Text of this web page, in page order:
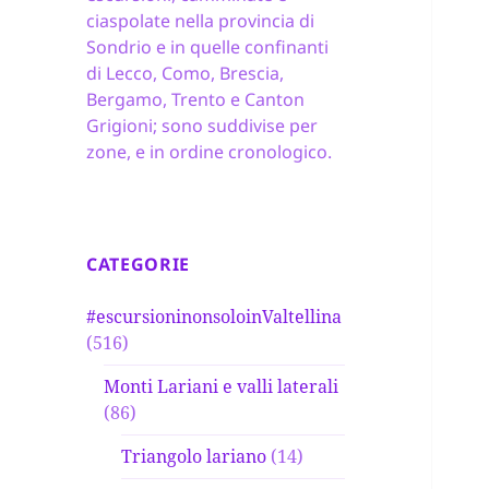
ciaspolate nella provincia di
Sondrio e in quelle confinanti
di Lecco, Como, Brescia,
Bergamo, Trento e Canton
Grigioni; sono suddivise per
zone, e in ordine cronologico.
CATEGORIE
#escursioninonsoloinValtellina
(516)
Monti Lariani e valli laterali
(86)
Triangolo lariano (14)